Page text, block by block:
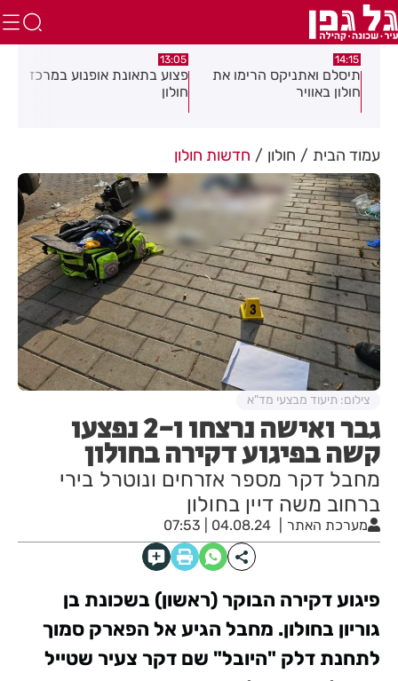
14:15
תיסלם ואתניקס הרימו את
חולון באוויר
13:05
פצוע בתאונת אופנוע במרכז
חולון
עמוד הבית חולון חדשות חולון
גבר ואישה נרצחו ו-2 נפצעו
קשה בפיגוע דקירה בחולון
מחבל דקר מספר אזרחים ונוטרל בירי
ברחוב משה דיין בחולון
מערכת האתר 04.08.24 | 07:53
צילום: תיעוד מבצעי מד"א
פיגוע דקירה הבוקר (ראשון) בשכונת בן
גוריון בחולון. מחבל הגיע אל הפארק סמוך
לתחנת דלק "היובל" שם דקר צעיר שטייל